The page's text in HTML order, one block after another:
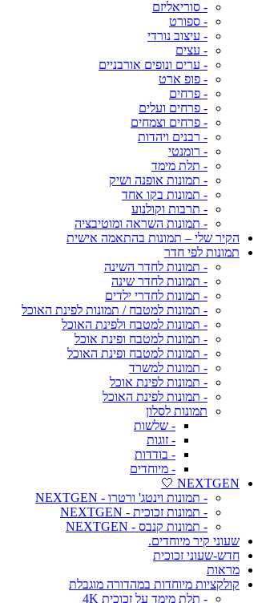
- סוריאליזם
- ספורט
- עיצוב נורדי
- עצים
- ערים ונופים אורבניים
- פופ ארט
- פרחים
- פרחים ועלים
- פרחים וצמחים
- רבנים ויהדות
- רומנטי
- תלת מימד
- תמונות אופנה ושיק
- תמונות בקו אחד
- תרבות וקולנוע
- תמונות השראה ומוטיבציה
הקיר שלי – תמונות בהתאמה אישית
תמונות לפי חדר
- תמונות לחדר השינה
- תמונות לחדר שינה
- תמונות לחדרי ילדים
- תמונות למטבח / תמונות לפינת האוכל
- תמונות למטבח ולפינת האוכל
- תמונות למטבח ופינת אוכל
- תמונות למטבח ופינת האוכל
- תמונות למשרד
- תמונות לפינת אוכל
- תמונות לפינת האוכל
תמונות לסלון
- שלשות
- זוגות
- בודדות
- מיוחדים
NEXTGEN 🤍
- תמונות וינטג' ורטרו - NEXTGEN
- תמונות זכוכית - NEXTGEN
- תמונות קנבס - NEXTGEN
שעוני קיר מיוחדים.
חדש-שעוני זכוכית
מראות
קולקציות מיוחדות במהדורה מוגבלת
- תלת מימד על זכוכית 4K